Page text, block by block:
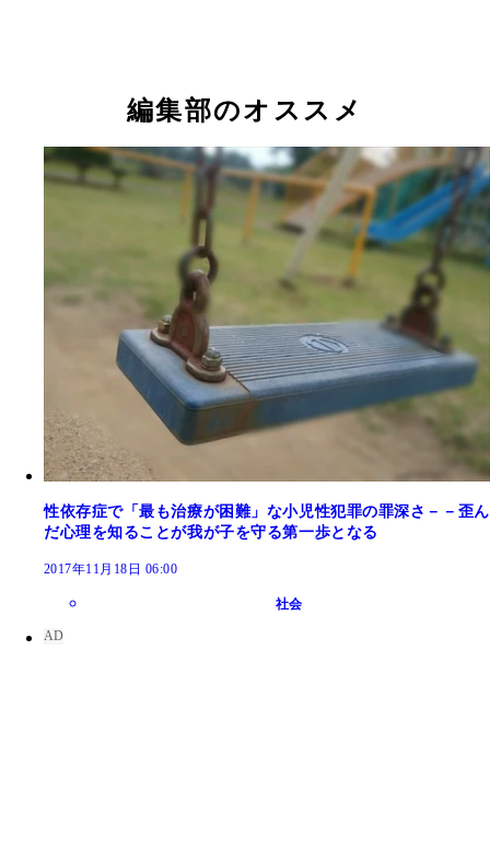
編集部のオススメ
性依存症で「最も治療が困難」な小児性犯罪の罪深さ－－歪ん
だ心理を知ることが我が子を守る第一歩となる
2017年11月18日 06:00
社会